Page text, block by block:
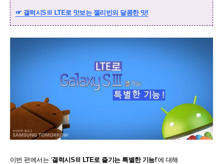
☞ 갤럭시SⅢ LTE로 맛보는 젤리빈의 달콤한 맛!
이번 편에서는 ‘갤럭시SⅢ LTE로 즐기는 특별한 기능!’에 대해